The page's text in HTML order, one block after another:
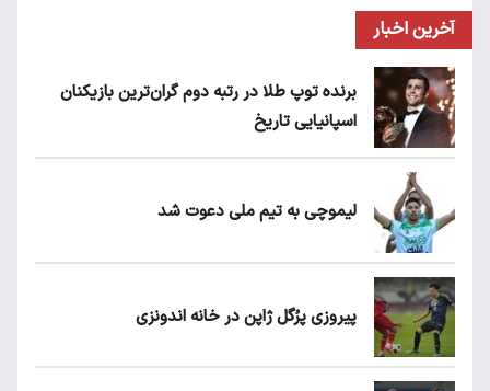
آخرین اخبار
برنده توپ طلا در رتبه دوم گران‌ترین بازیکنان
اسپانیایی تاریخ
لیموچی به تیم ملی دعوت شد
پیروزی پرُگل ژاپن در خانه اندونزی